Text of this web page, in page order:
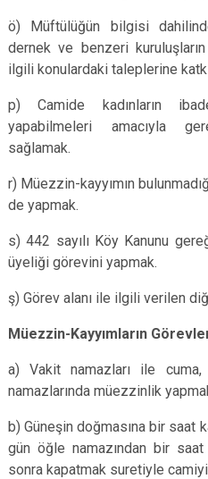
ö) Müftülüğün bilgisi
dernek ve benzeri
ilgili konulardaki taleplerine
p) Camide kadınların
yapabilmeleri amacıyla
sağlamak.
r) Müezzin-kayyımın
de yapmak.
s) 442 sayılı Köy Kanunu
üyeliği görevini yapmak.
ş) Görev alanı ile ilgili verilen
Müezzin-Kayyımların
a) Vakit namazları ile
namazlarında müezzinlik
b) Güneşin doğmasına bir saat
gün öğle namazından bir saat
sonra kapatmak suretiyle